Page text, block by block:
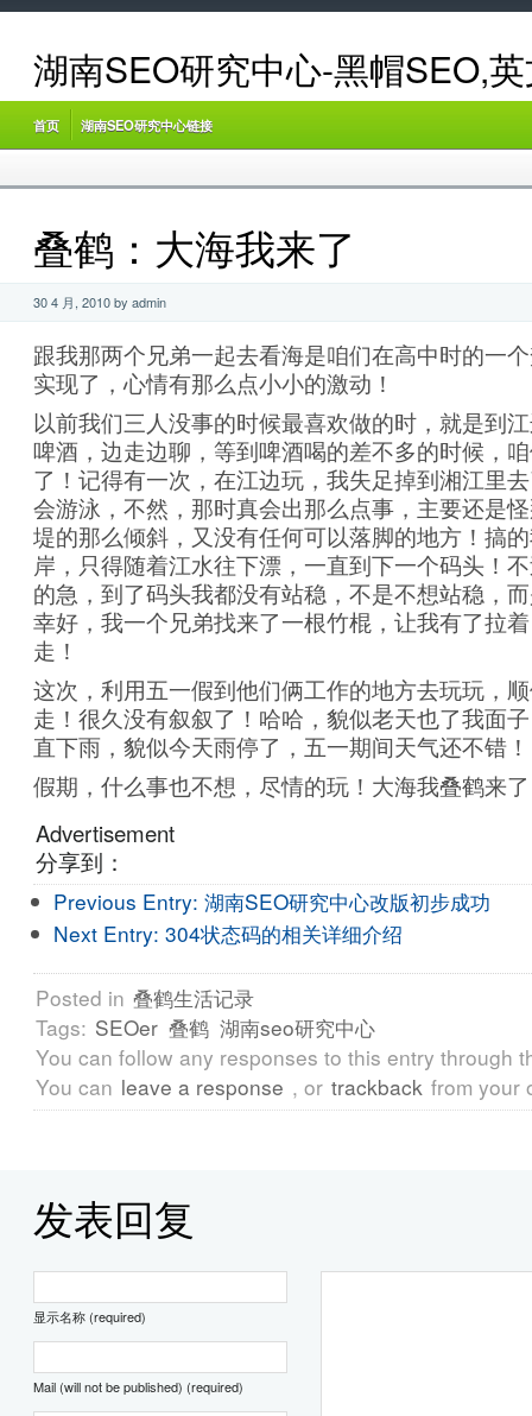
湖南SEO研究中心-黑帽SEO,
首页 湖南SEO研究中心链接
叠鹤：大海我来了
30 4 月, 2010 by admin
跟我那两个兄弟一起去看海是咱们在高中时的一
实现了，心情有那么点小小的激动！
以前我们三人没事的时候最喜欢做的时，就是到
啤酒，边走边聊，等到啤酒喝的差不多的时候，
了！记得有一次，在江边玩，我失足掉到湘江里
会游泳，不然，那时真会出那么点事，主要还是
堤的那么倾斜，又没有任何可以落脚的地方！搞
岸，只得随着江水往下漂，一直到下一个码头！
的急，到了码头我都没有站稳，不是不想站稳，
幸好，我一个兄弟找来了一根竹棍，让我有了拉
走！
这次，利用五一假到他们俩工作的地方去玩玩，
走！很久没有叙叙了！哈哈，貌似老天也了我面
直下雨，貌似今天雨停了，五一期间天气还不错！
假期，什么事也不想，尽情的玩！大海我叠鹤来
Advertisement
分享到：
Previous Entry: 湖南SEO研究中心改版初步成功
Next Entry: 304状态码的相关详细介绍
Posted in 叠鹤生活记录
Tags: SEOer 叠鹤 湖南seo研究中心
You can follow any responses to this entry through
You can leave a response , or trackback from your
发表回复
显示名称 (required)
Mail (will not be published) (required)